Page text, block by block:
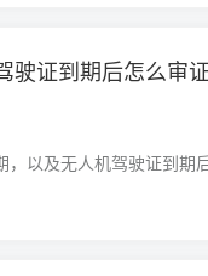
证到期后怎么审证
以及无人机驾驶证到期